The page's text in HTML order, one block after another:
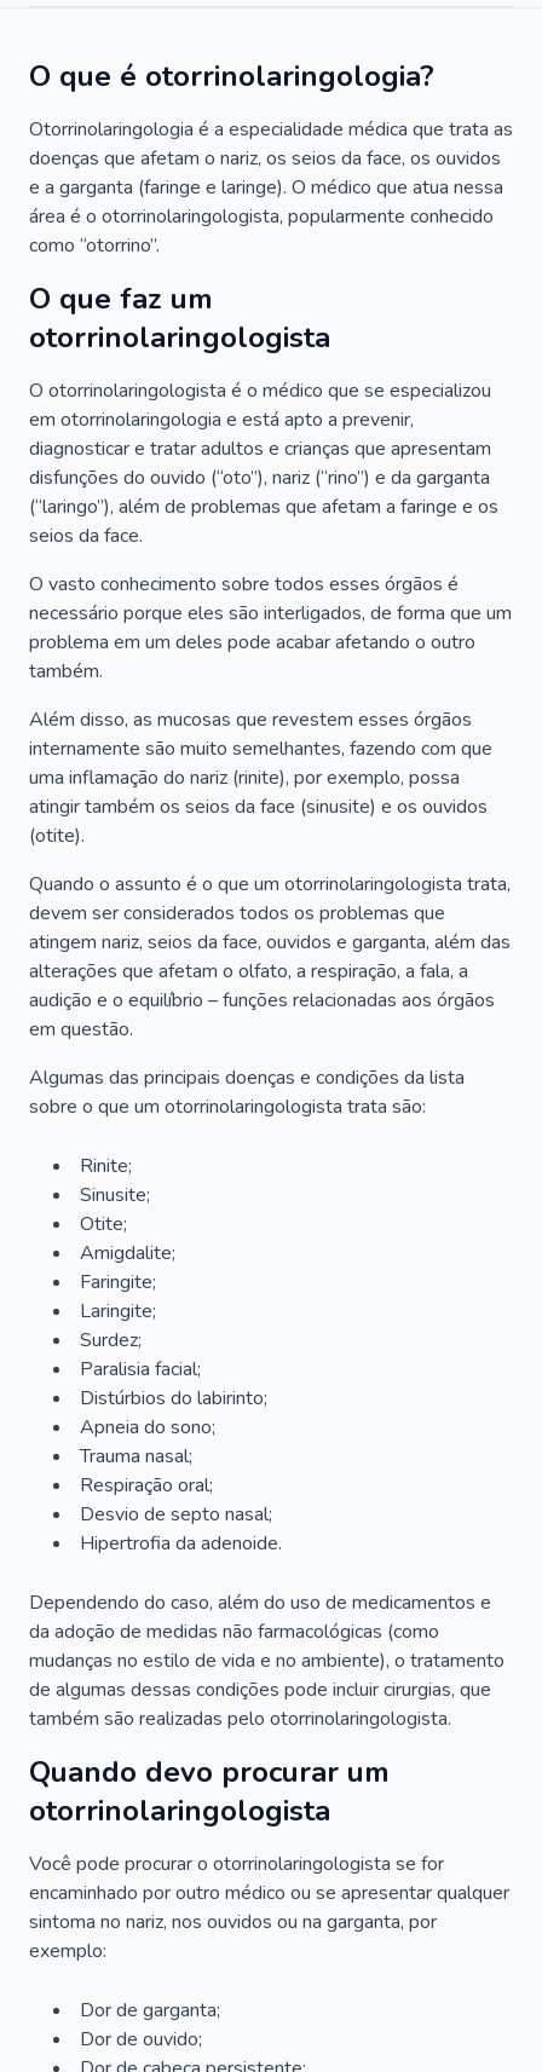
O que é otorrinolaringologia?
Otorrinolaringologia é a especialidade médica que trata as
doenças que afetam o nariz, os seios da face, os ouvidos
e a garganta (faringe e laringe). O médico que atua nessa
área é o otorrinolaringologista, popularmente conhecido
como “otorrino”.
O que faz um
otorrinolaringologista
O otorrinolaringologista é o médico que se especializou
em otorrinolaringologia e está apto a prevenir,
diagnosticar e tratar adultos e crianças que apresentam
disfunções do ouvido (“oto”), nariz (“rino”) e da garganta
(“laringo”), além de problemas que afetam a faringe e os
seios da face.
O vasto conhecimento sobre todos esses órgãos é
necessário porque eles são interligados, de forma que um
problema em um deles pode acabar afetando o outro
também.
Além disso, as mucosas que revestem esses órgãos
internamente são muito semelhantes, fazendo com que
uma inflamação do nariz (rinite), por exemplo, possa
atingir também os seios da face (sinusite) e os ouvidos
(otite).
Quando o assunto é o que um otorrinolaringologista trata,
devem ser considerados todos os problemas que
atingem nariz, seios da face, ouvidos e garganta, além das
alterações que afetam o olfato, a respiração, a fala, a
audição e o equilíbrio – funções relacionadas aos órgãos
em questão.
Algumas das principais doenças e condições da lista
sobre o que um otorrinolaringologista trata são:
Rinite;
Sinusite;
Otite;
Amigdalite;
Faringite;
Laringite;
Surdez;
Paralisia facial;
Distúrbios do labirinto;
Apneia do sono;
Trauma nasal;
Respiração oral;
Desvio de septo nasal;
Hipertrofia da adenoide.
Dependendo do caso, além do uso de medicamentos e
da adoção de medidas não farmacológicas (como
mudanças no estilo de vida e no ambiente), o tratamento
de algumas dessas condições pode incluir cirurgias, que
também são realizadas pelo otorrinolaringologista.
Quando devo procurar um
otorrinolaringologista
Você pode procurar o otorrinolaringologista se for
encaminhado por outro médico ou se apresentar qualquer
sintoma no nariz, nos ouvidos ou na garganta, por
exemplo:
Dor de garganta;
Dor de ouvido;